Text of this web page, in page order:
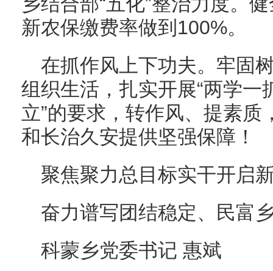
新农保缴费率做到100%。
在抓作风上下功夫。牢固
组织生活，扎实开展“两学一
立”的要求，转作风、提素
和长治久安提供坚强保障！
聚焦聚力总目标实干开启
奋力谱写团结稳定、民富
科蒙乡党委书记 惠斌